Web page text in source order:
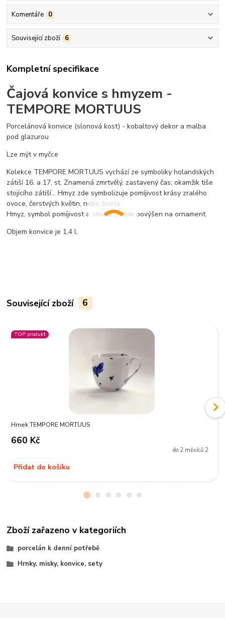
Komentáře 0
Související zboží 6
Kompletní specifikace
Čajová konvice s hmyzem -
TEMPORE MORTUUS
Porcelánová konvice (slonová kost) - kobaltový dekor a malba
pod glazurou
Lze mýt v myčce
Kolekce TEMPORE MORTUUS vychází ze symboliky holandských
zátiší 16. a 17. st. Znamená zmrtvělý, zastavený čas; okamžik tiše
stojícího zátiší... Hmyz zde symbolizuje pomíjivost krásy zralého
ovoce, čerstvých květin, nebo života.
Hmyz, symbol pomíjivost a zmaru, je zde povýšen na ornament.
Objem konvice je 1,4 l.
Související zboží 6
TOP produkt
Hrnek TEMPORE MORTUUS
660 Kč
do 2 měsíců 2
Přidat do košíku
Zboží zařazeno v kategoriích
porcelán k denní potřebě
Hrnky, misky, konvice, sety